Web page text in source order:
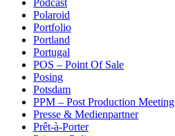
Polaroid
Portfolio
Portland
Portugal
POS – Point Of Sale
Posing
Potsdam
PPM – Post Production Meeting
Presse & Medienpartner
Prêt-à-Porter